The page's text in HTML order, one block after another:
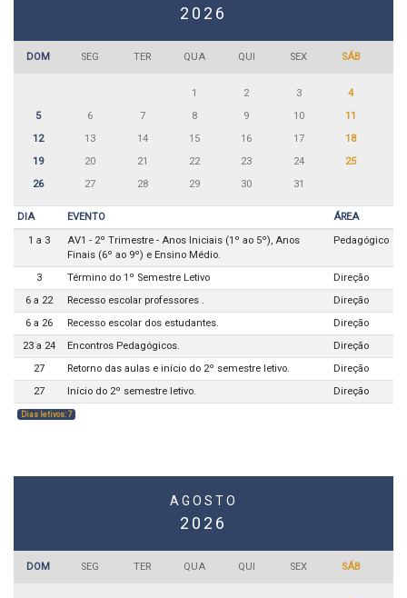
2026
DOM SEG TER QUA QUI SEX SÁB
1 2 3
4
5
6 7 8 9 10
11
12
13 14 15 16 17
18
19
20 21 22 23 24
25
26
27 28 29 30 31
DIA EVENTO
ÁREA
1 a 3
AV1 - 2º Trimestre - Anos Iniciais (1º ao 5º), Anos
Finais (6º ao 9º) e Ensino Médio.
Pedagógico
3 Término do 1º Semestre Letivo
Direção
6 a 22
Recesso escolar professores .
Direção
6 a 26
Recesso escolar dos estudantes.
Direção
23 a 24
Encontros Pedagógicos.
Direção
27
Retorno das aulas e início do 2º semestre letivo.
Direção
27
Início do 2º semestre letivo. Direção
Dias letivos: 7
AGOSTO
2026
DOM SEG TER QUA QUI SEX SÁB